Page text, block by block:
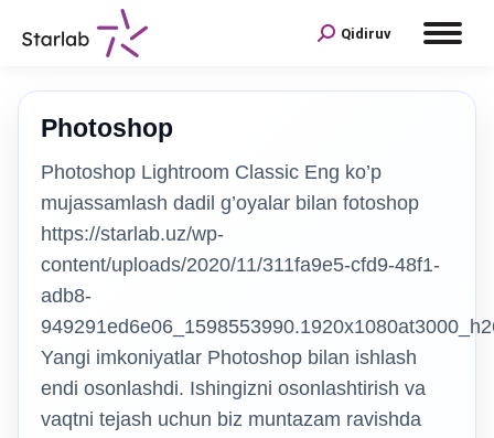
Qidiruv
Photoshop
Photoshop Lightroom Classic Eng ko’p
mujassamlash dadil g’oyalar bilan fotoshop
https://starlab.uz/wp-
content/uploads/2020/11/311fa9e5-cfd9-48f1-
adb8-
Yangi imkoniyatlar Photoshop bilan ishlash
endi osonlashdi. Ishingizni osonlashtirish va
vaqtni tejash uchun biz muntazam ravishda